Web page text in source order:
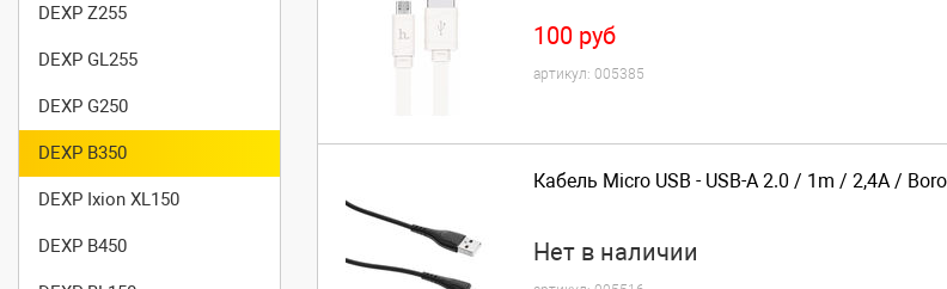
DEXP Z255
DEXP GL255
DEXP G250
DEXP B350
DEXP Ixion XL150
DEXP B450
100 руб
артикул: 005385
Кабель Micro USB - USB-A 2.0 / 1m / 2,4A /
Нет в наличии